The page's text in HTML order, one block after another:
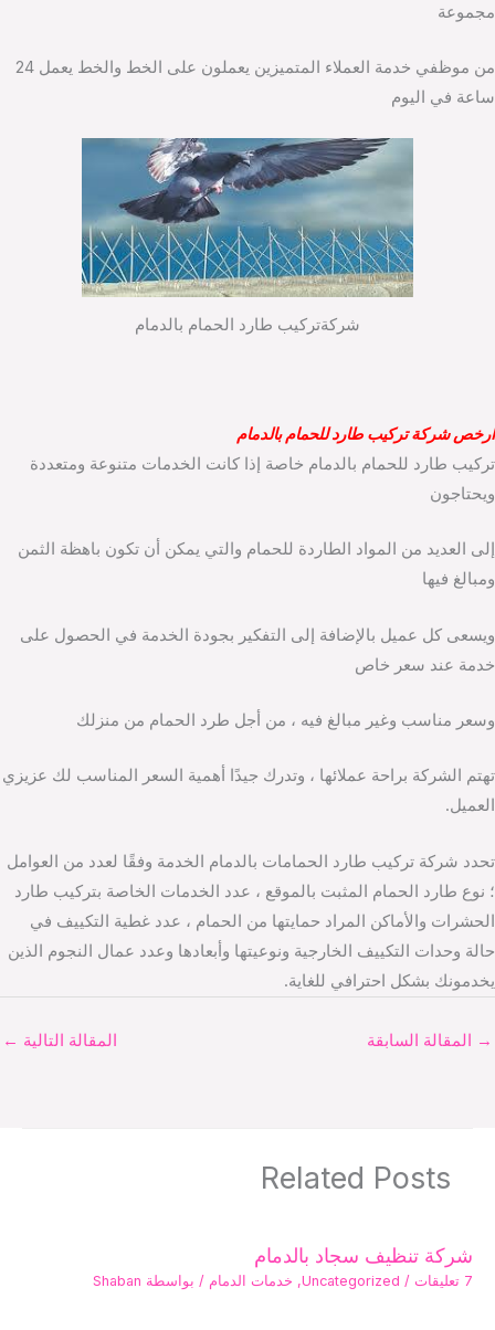
مجموعة
من موظفي خدمة العملاء المتميزين يعملون على الخط والخط يعمل 24
ساعة في اليوم
شركةتركيب طارد الحمام بالدمام
ارخص شركة تركيب طارد للحمام بالدمام
تركيب طارد للحمام بالدمام خاصة إذا كانت الخدمات متنوعة ومتعددة
ويحتاجون
إلى العديد من المواد الطاردة للحمام والتي يمكن أن تكون باهظة الثمن
ومبالغ فيها
ويسعى كل عميل بالإضافة إلى التفكير بجودة الخدمة في الحصول على
خدمة عند سعر خاص
وسعر مناسب وغير مبالغ فيه ، من أجل طرد الحمام من منزلك
تهتم الشركة براحة عملائها ، وتدرك جيدًا أهمية السعر المناسب لك عزيزي
العميل.
تحدد شركة تركيب طارد الحمامات بالدمام الخدمة وفقًا لعدد من العوامل
؛ نوع طارد الحمام المثبت بالموقع ، عدد الخدمات الخاصة بتركيب طارد
الحشرات والأماكن المراد حمايتها من الحمام ، عدد غطية التكييف في
حالة وحدات التكييف الخارجية ونوعيتها وأبعادها وعدد عمال النجوم الذين
يخدمونك بشكل احترافي للغاية.
→ المقالة السابقة المقالة التالية ←
Related Posts
شركة تنظيف سجاد بالدمام
7 تعليقات /
Uncategorized
, خدمات الدمام / بواسطة Shaban